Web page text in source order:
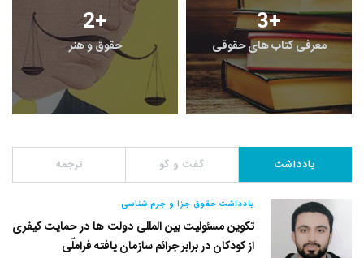
2+
گفت و گو
0+
یادداشت
یادداشت گفت و گو ترجمه
یادداشت حقوق جزا و جرم شناسی
تکوین مسئولیت بین المللی دولت ها در حمایت کیفری
از کودکان در برابر جرائم سازمان یافته فراملّی